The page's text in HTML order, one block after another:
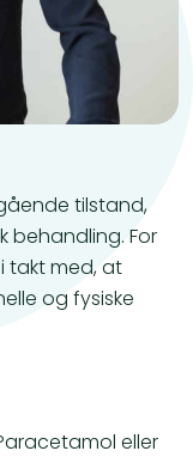
tilstand,
behandling. For
takt med, at
og fysiske
eller